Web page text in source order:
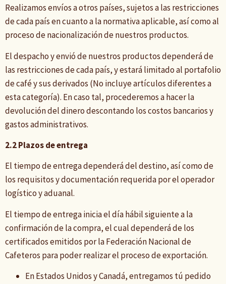
Realizamos envíos a otros países, sujetos a las restricciones
de cada país en cuanto a la normativa aplicable, así como al
proceso de nacionalización de nuestros productos.
El despacho y envió de nuestros productos dependerá de
las restricciones de cada país, y estará limitado al portafolio
de café y sus derivados (No incluye artículos diferentes a
esta categoría). En caso tal, procederemos a hacer la
devolución del dinero descontando los costos bancarios y
gastos administrativos.
2.2 Plazos de entrega
El tiempo de entrega dependerá del destino, así como de
los requisitos y documentación requerida por el operador
logístico y aduanal.
El tiempo de entrega inicia el día hábil siguiente a la
confirmación de la compra, el cual dependerá de los
certificados emitidos por la Federación Nacional de
Cafeteros para poder realizar el proceso de exportación.
En Estados Unidos y Canadá, entregamos tú pedido